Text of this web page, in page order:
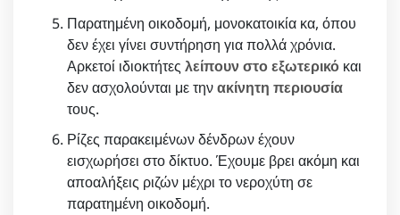
Παρατημένη οικοδομή, μονοκατοικία κα, όπου
δεν έχει γίνει συντήρηση για πολλά χρόνια.
Αρκετοί ιδιοκτήτες λείπουν στο εξωτερικό και
δεν ασχολούνται με τηνακίνητη περιουσία
τους.
Ρίζες παρακειμένων δένδρων έχουν
εισχωρήσει στο δίκτυο. Έχουμε βρει ακόμη και
αποαλήξεις ριζών μέχρι το νεροχύτη σε
παρατημένη οικοδομή.